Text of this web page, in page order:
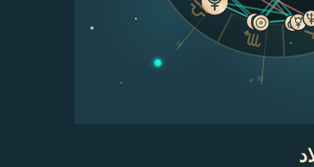
III
IV